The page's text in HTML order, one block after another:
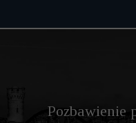
Pozbawienie